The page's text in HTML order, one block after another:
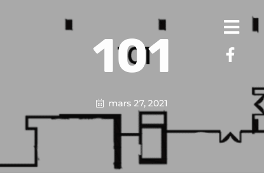
101
mars 27, 2021